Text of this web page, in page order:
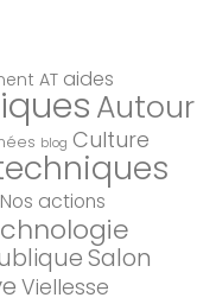
AT aides
Autour
blog Culture
Nos actions
Salon
Viellesse